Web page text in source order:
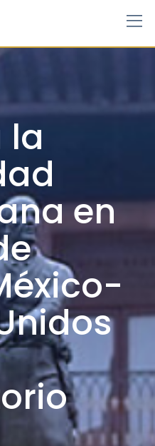
la
en